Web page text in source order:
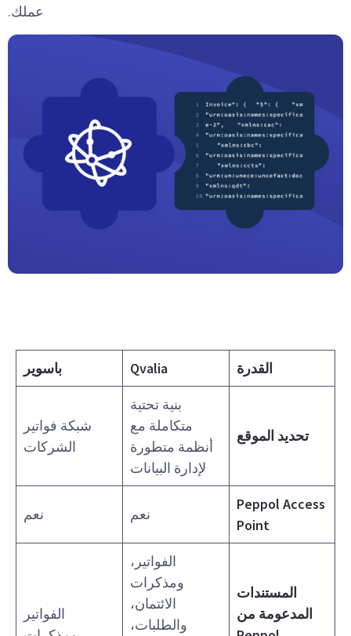
عملك.
القدرة Qvalia باسوير
تحديد الموقع
بنية تحتية
متكاملة مع
أنظمة متطورة
لإدارة البيانات
شبكة فواتير
الشركات
Peppol Access
Point
نعم نعم
المستندات
المدعومة من
الفواتير،
ومذكرات
الائتمان،
والطلبات،
الفواتير